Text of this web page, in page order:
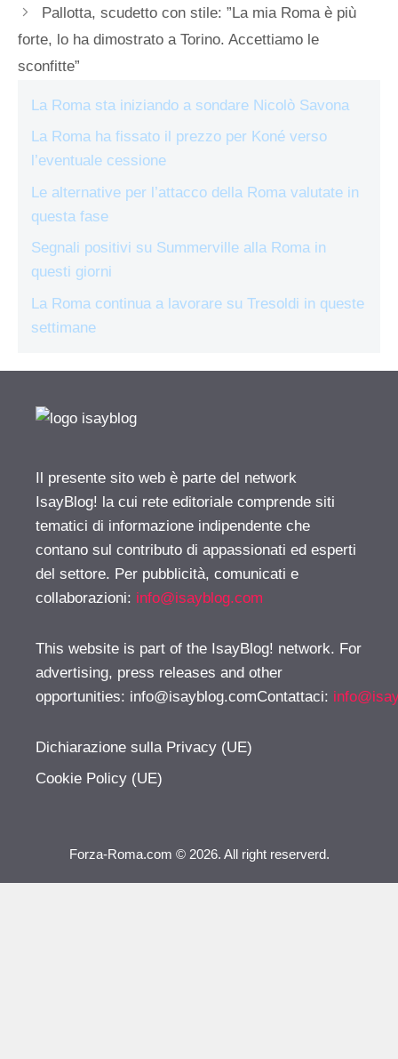
Pallotta, scudetto con stile: ”La mia Roma è più
forte, lo ha dimostrato a Torino. Accettiamo le
sconfitte”
La Roma sta iniziando a sondare Nicolò Savona
La Roma ha fissato il prezzo per Koné verso
l’eventuale cessione
Le alternative per l’attacco della Roma valutate in
questa fase
Segnali positivi su Summerville alla Roma in
questi giorni
La Roma continua a lavorare su Tresoldi in queste
settimane
Il presente sito web è parte del network
IsayBlog! la cui rete editoriale comprende siti
tematici di informazione indipendente che
contano sul contributo di appassionati ed esperti
del settore. Per pubblicità, comunicati e
collaborazioni: info@isayblog.com
This website is part of the IsayBlog! network. For
advertising, press releases and other
opportunities: info@isayblog.comContattaci:
Dichiarazione sulla Privacy (UE)
Cookie Policy (UE)
Forza-Roma.com © 2026. All right reserverd.